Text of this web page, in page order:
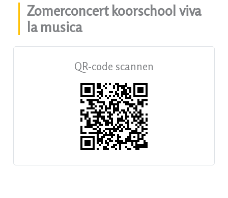
Zomerconcert koorschool viva
la musica
QR-code scannen